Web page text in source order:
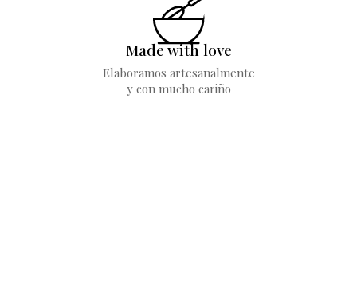
Made with love
Elaboramos artesanalmente
y con mucho cariño